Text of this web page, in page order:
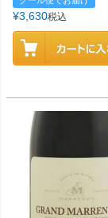
¥3,630税込